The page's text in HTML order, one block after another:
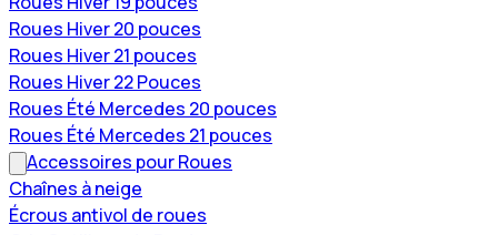
Roues Hiver 20 pouces
Roues Hiver 21 pouces
Roues Hiver 22 Pouces
Roues Été Mercedes 20 pouces
Roues Été Mercedes 21 pouces
Accessoires pour Roues
Chaînes à neige
Écrous antivol de roues